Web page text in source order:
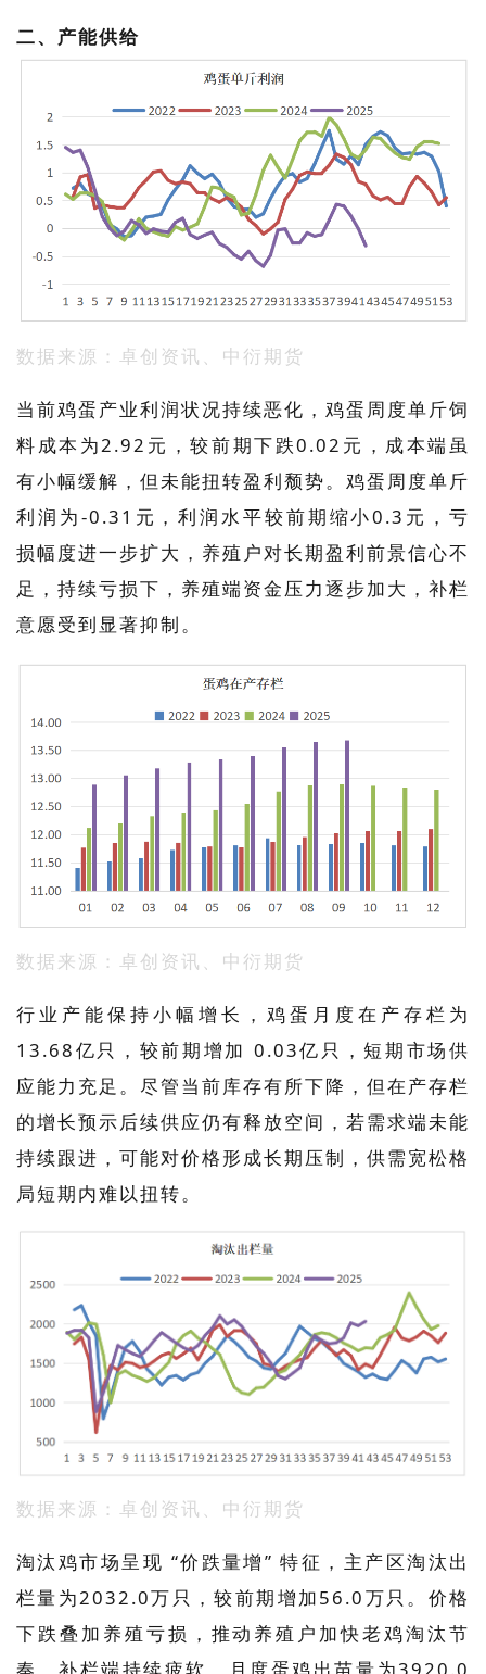
二、产能供给
数据来源：卓创资讯、中衍期货
当前鸡蛋产业利润状况持续恶化，鸡蛋周度单斤饲
料成本为2.92元，较前期下跌0.02元，成本端虽
有小幅缓解，但未能扭转盈利颓势。鸡蛋周度单斤
利润为-0.31元，利润水平较前期缩小0.3元，亏
损幅度进一步扩大，养殖户对长期盈利前景信心不
足，持续亏损下，养殖端资金压力逐步加大，补栏
意愿受到显著抑制。
数据来源：卓创资讯、中衍期货
行业产能保持小幅增长，鸡蛋月度在产存栏为
13.68亿只，较前期增加 0.03亿只，短期市场供
应能力充足。尽管当前库存有所下降，但在产存栏
的增长预示后续供应仍有释放空间，若需求端未能
持续跟进，可能对价格形成长期压制，供需宽松格
局短期内难以扭转。
数据来源：卓创资讯、中衍期货
淘汰鸡市场呈现 “价跌量增” 特征，主产区淘汰出
栏量为2032.0万只，较前期增加56.0万只。价格
下跌叠加养殖亏损，推动养殖户加快老鸡淘汰节